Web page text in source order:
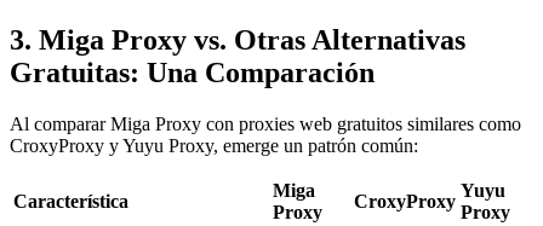
3. Miga Proxy vs. Otras Alternativas
Gratuitas: Una Comparación
Al comparar Miga Proxy con proxies web gratuitos similares como
CroxyProxy y Yuyu Proxy, emerge un patrón común:
Característica
Miga
Proxy
CroxyProxy
Yuyu
Proxy